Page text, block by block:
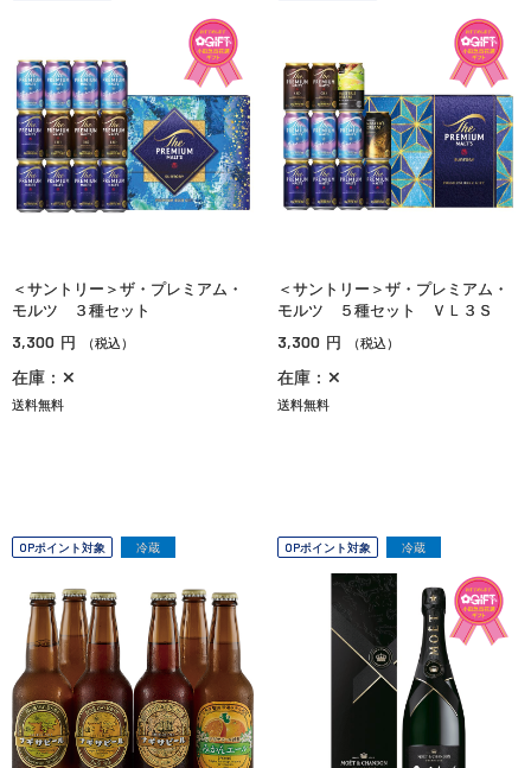
＜サントリー＞ザ・プレミアム・
モルツ ３種セット
3,300 円 （税込）
在庫：✕
送料無料
＜サントリー＞ザ・プレミアム・
モルツ ５種セット ＶＬ３Ｓ
3,300 円 （税込）
在庫：✕
送料無料
OPポイント対象 冷蔵 OPポイント対象 冷蔵